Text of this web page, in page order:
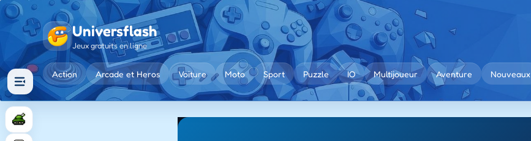
Universflash
Jeux gratuits en ligne
Action Arcade et Heros Voiture Moto Sport Puzzle IO Multijoueur Aventure Nouveaux